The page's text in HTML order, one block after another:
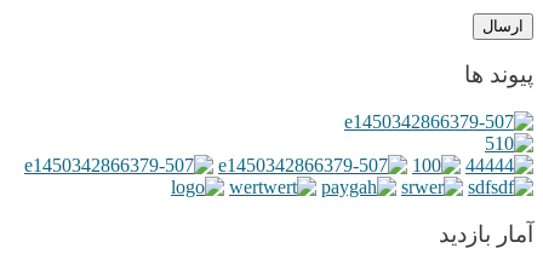
پیوند ها
آمار بازدید